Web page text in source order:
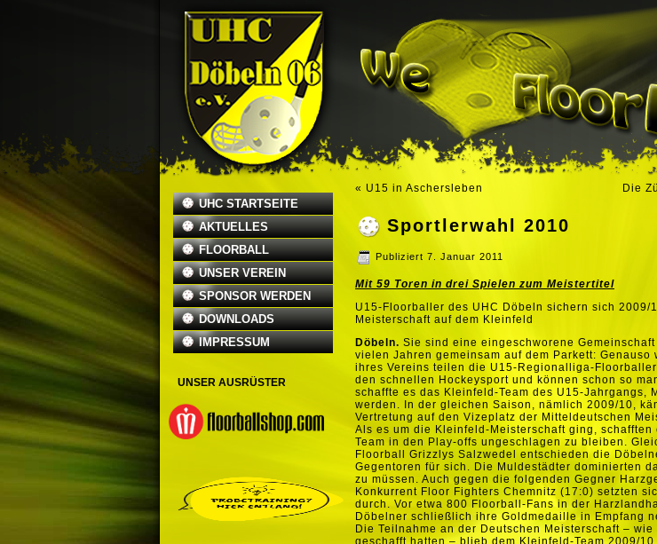
UHC STARTSEITE
AKTUELLES
FLOORBALL
UNSER VEREIN
SPONSOR WERDEN
DOWNLOADS
IMPRESSUM
UNSER AUSRÜSTER
« U15 in Aschersleben Die
Sportlerwahl 2010
Publiziert 7. Januar 2011
Mit 59 Toren in drei Spielen zum Meistertitel
U15-Floorballer des UHC Döbeln sichern sich 2009/
Meisterschaft auf dem Kleinfeld
Döbeln. Sie sind eine eingeschworene
vielen Jahren gemeinsam auf dem Parkett:
ihres Vereins teilen die U15-Regionalliga-
den schnellen Hockeysport und können schon so
schaffte es das Kleinfeld-Team des U15-Jahrgangs,
werden. In der gleichen Saison, nämlich 2009/10,
Vertretung auf den Vizeplatz der Mitteldeutschen
Als es um die Kleinfeld-Meisterschaft ging,
Team in den Play-offs ungeschlagen zu bleiben.
Floorball Grizzlys Salzwedel entschieden die
Gegentoren für sich. Die Muldestädter dominierten
zu müssen. Auch gegen die folgenden Gegner
Konkurrent Floor Fighters Chemnitz (17:0) setzten
durch. Vor etwa 800 Floorball-Fans in der
Döbelner schließlich ihre Goldmedaille in Empfang
Die Teilnahme an der Deutschen Meisterschaft –
geschafft hatten – blieb dem Kleinfeld-Team 2009/